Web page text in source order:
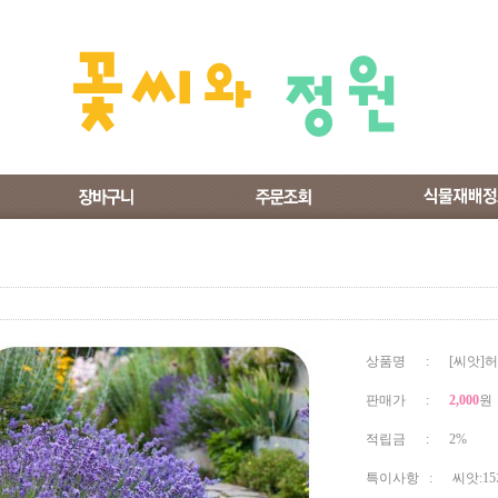
상품명 : [씨앗]허
판매가 : 2,000원
적립금 : 2%
특이사항 : 씨앗:15